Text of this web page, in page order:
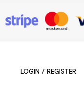
LOGIN / REGISTER